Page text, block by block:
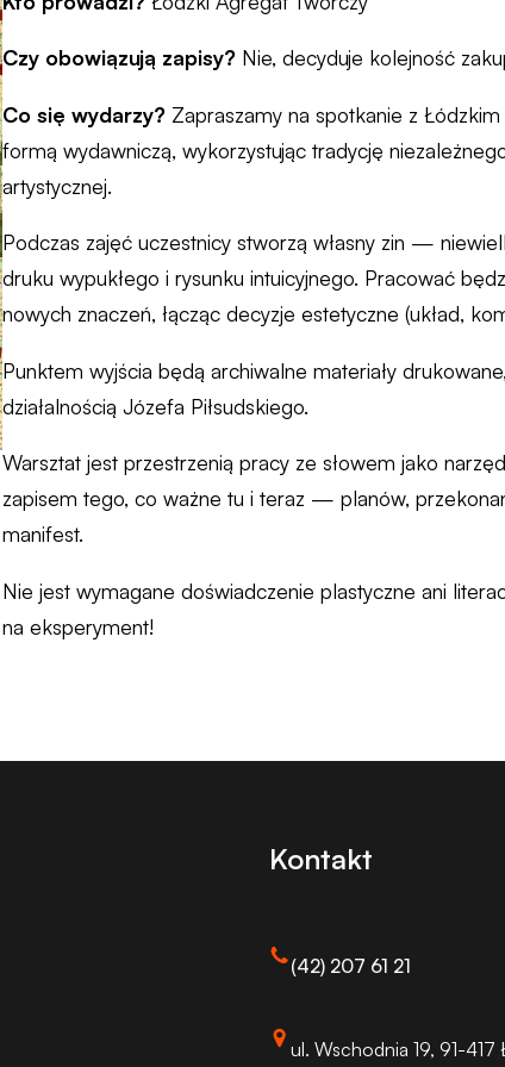
Czy obowiązują zapisy?Nie, decyduje kolejność
Co się wydarzy? Zapraszamy na spotkanie z
formą wydawniczą, wykorzystując tradycję
artystycznej.
Podczas zajęć uczestnicy stworzą własny zin —
druku wypukłego i rysunku intuicyjnego. Pracować
nowych znaczeń, łącząc decyzje estetyczne (układ,
Punktem wyjścia będą archiwalne materiały
działalnością Józefa Piłsudskiego.
Warsztat jest przestrzenią pracy ze słowem jako
zapisem tego, co ważne tu i teraz — planów,
manifest.
Nie jest wymagane doświadczenie plastyczne ani
na eksperyment!
Kontakt
(42) 207 61 21
ul. Wschodnia 19, 91-417